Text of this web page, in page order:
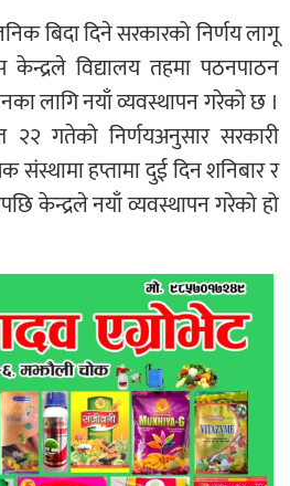
बिदा दिने सरकारको निर्णय लागू
विद्यालय तहमा पठनपाठन
लागि नयाँ व्यवस्थापन गरेको छ ।
२२ गतेको निर्णयअनुसार सरकारी
संस्थामा हप्तामा दुई दिन शनिबार र
केन्द्रले नयाँ व्यवस्थापन गरेको हो